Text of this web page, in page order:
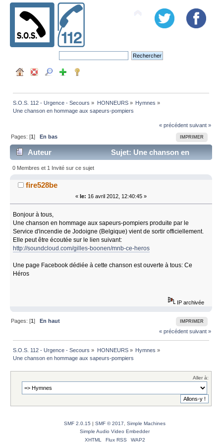
S.O.S. 112 - Urgence - Secours » HONNEURS» Hymnes »
Une chanson en hommage aux sapeurs-pompiers
« précédent suivant »
IMPRIMER
Pages: [1]En bas
Auteur
Sujet: Une chanson en
hommage aux sapeurs-pompiers (Lu 127669 fois)
0 Membres et 1 Invité sur ce sujet
fire528be
« le: 16 avril 2012, 12:40:45 »
Bonjour à tous,
Une chanson en hommage aux sapeurs-pompiers produite par le
Service d'incendie de Jodoigne (Belgique) vient de sortir officiellement.
Elle peut être écoutée sur le lien suivant:
http://soundcloud.com/gilles-boonen/mnb-ce-heros
Une page Facebook dédiée à cette chanson est ouverte à tous: Ce
Héros
IP archivée
IMPRIMER
Pages: [1]En haut
« précédent suivant »
S.O.S. 112 - Urgence - Secours » HONNEURS» Hymnes »
Une chanson en hommage aux sapeurs-pompiers
Aller à:
SMF 2.0.15 | SMF © 2017
Simple Machines
Simple Audio Video Embedder
XHTML
Flux RSS WAP2